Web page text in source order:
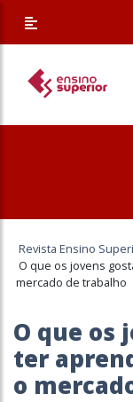
Revista Ensino
O que os jovens
mercado de trabalho
O que os
ter
o